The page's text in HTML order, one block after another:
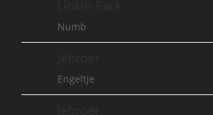
Numb
Engeltje